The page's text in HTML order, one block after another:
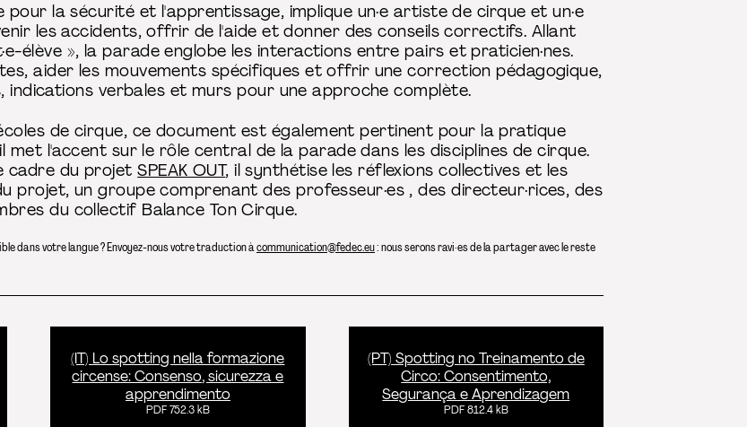
pour la sécurité et l'apprentissage, implique un·e artiste de cirque et un·e
les accidents, offrir de l'aide et donner des conseils correctifs. Allant
élève », la parade englobe les interactions entre pairs et praticien·nes.
aider les mouvements spécifiques et offrir une correction pédagogique,
indications verbales et murs pour une approche complète.
de cirque, ce document est également pertinent pour la pratique
met l'accent sur le rôle central de la parade dans les disciplines de cirque.
cadre du projetSPEAK OUT, il synthétise les réflexions collectives et les
projet, un groupe comprenant des professeur·es , des directeur·rices, des
du collectif Balance Ton Cirque.
dans votre langue ? Envoyez-nous votre traduction àcommunication@fedec.eu: nous serons ravi·es de la partager avec le reste
(IT) Lo spotting nella formazione
circense: Consenso, sicurezza e
apprendimento
PDF 752.3 kB
(PT) Spotting no Treinamento de
Circo: Consentimento,
Segurança e Aprendizagem
PDF 812.4 kB